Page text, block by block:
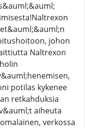
johon
Naltrexon
potilas kykenee
retkahduksia
aiheuta
verkossa